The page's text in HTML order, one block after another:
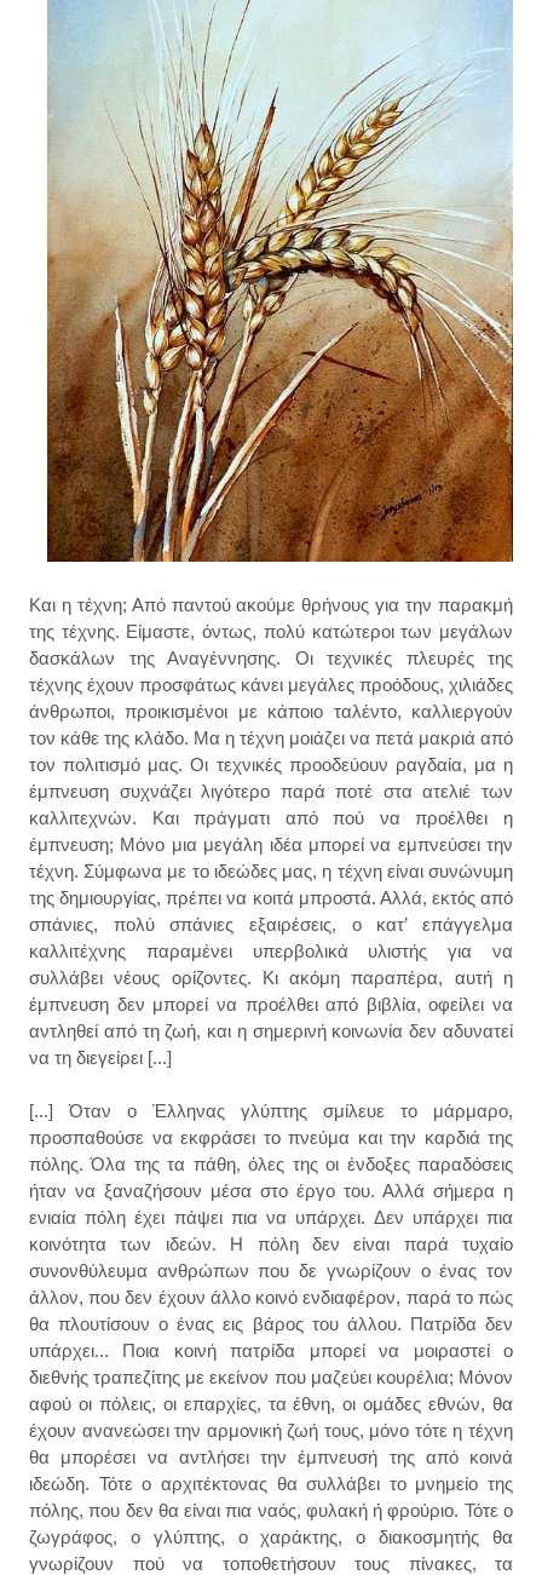
Και η τέχνη; Από παντού ακούμε θρήνους για την παρακμή
της τέχνης. Είμαστε, όντως, πολύ κατώτεροι των μεγάλων
δασκάλων της Αναγέννησης. Οι τεχνικές πλευρές της
τέχνης έχουν προσφάτως κάνει μεγάλες προόδους, χιλιάδες
άνθρωποι, προικισμένοι με κάποιο ταλέντο, καλλιεργούν
τον κάθε της κλάδο. Μα η τέχνη μοιάζει να πετά μακριά από
τον πολιτισμό μας. Οι τεχνικές προοδεύουν ραγδαία, μα η
έμπνευση συχνάζει λιγότερο παρά ποτέ στα ατελιέ των
καλλιτεχνών. Και πράγματι από πού να προέλθει η
έμπνευση; Μόνο μια μεγάλη ιδέα μπορεί να εμπνεύσει την
τέχνη. Σύμφωνα με το ιδεώδες μας, η τέχνη είναι συνώνυμη
της δημιουργίας, πρέπει να κοιτά μπροστά. Αλλά, εκτός από
σπάνιες, πολύ σπάνιες εξαιρέσεις, ο κατ’ επάγγελμα
καλλιτέχνης παραμένει υπερβολικά υλιστής για να
συλλάβει νέους ορίζοντες. Κι ακόμη παραπέρα, αυτή η
έμπνευση δεν μπορεί να προέλθει από βιβλία, οφείλει να
αντληθεί από τη ζωή, και η σημερινή κοινωνία δεν αδυνατεί
να τη διεγείρει [...]
[...] Όταν ο Έλληνας γλύπτης σμίλευε το μάρμαρο,
προσπαθούσε να εκφράσει το πνεύμα και την καρδιά της
πόλης. Όλα της τα πάθη, όλες της οι ένδοξες παραδόσεις
ήταν να ξαναζήσουν μέσα στο έργο του. Αλλά σήμερα η
ενιαία πόλη έχει πάψει πια να υπάρχει. Δεν υπάρχει πια
κοινότητα των ιδεών. Η πόλη δεν είναι παρά τυχαίο
συνονθύλευμα ανθρώπων που δε γνωρίζουν ο ένας τον
άλλον, που δεν έχουν άλλο κοινό ενδιαφέρον, παρά το πώς
θα πλουτίσουν ο ένας εις βάρος του άλλου. Πατρίδα δεν
υπάρχει... Ποια κοινή πατρίδα μπορεί να μοιραστεί ο
διεθνής τραπεζίτης με εκείνον που μαζεύει κουρέλια; Μόνον
αφού οι πόλεις, οι επαρχίες, τα έθνη, οι ομάδες εθνών, θα
έχουν ανανεώσει την αρμονική ζωή τους, μόνο τότε η τέχνη
θα μπορέσει να αντλήσει την έμπνευσή της από κοινά
ιδεώδη. Τότε ο αρχιτέκτονας θα συλλάβει το μνημείο της
πόλης, που δεν θα είναι πια ναός, φυλακή ή φρούριο. Τότε ο
ζωγράφος, ο γλύπτης, ο χαράκτης, ο διακοσμητής θα
γνωρίζουν πού να τοποθετήσουν τους πίνακες, τα